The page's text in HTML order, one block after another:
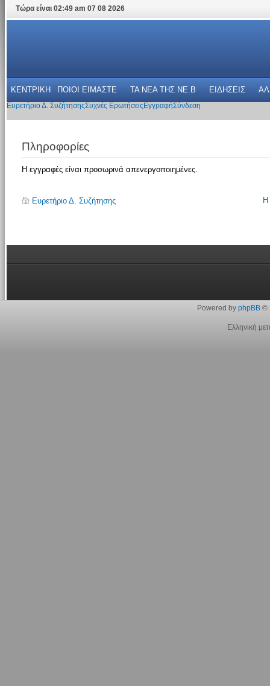
Τώρα είναι 02:49 am 07 08 2026
ΚΕΝΤΡΙΚΗ ΠΟΙΟΙ ΕΙΜΑΣΤΕ ΤΑ ΝΕΑ THΣ NE.B ΕΙΔΗΣΕΙΣ
Ευρετήριο Δ. ΣυζήτησηςΣυχνές Ερωτήσεις ΕγγραφήΣύνδεση
Πληροφορίες
Η εγγραφές είναι προσωρινά απενεργοποιημένες.
Ευρετήριο Δ. Συζήτησης Η
Powered by phpBB©
Ελληνική